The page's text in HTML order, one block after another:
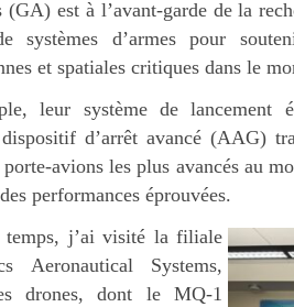
(GA) est à l’avant-garde de la
systèmes d’armes pour
et spatiales critiques dans le
leur système de lancement
d’arrêt avancé (AAG)
porte-avions les plus avancés au
performances éprouvées.
temps, j’ai visité la filiale
Aeronautical Systems,
drones, dont le MQ-1